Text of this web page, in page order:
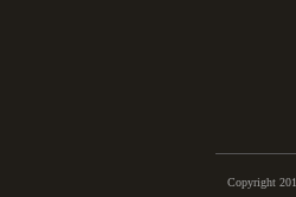
Copyright